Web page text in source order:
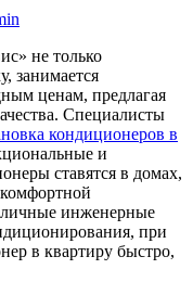
не только
занимается
ценам, предлагая
Специалисты
кондиционеров в
и
ставятся в домах,
инженерные
при
в квартиру быстро,